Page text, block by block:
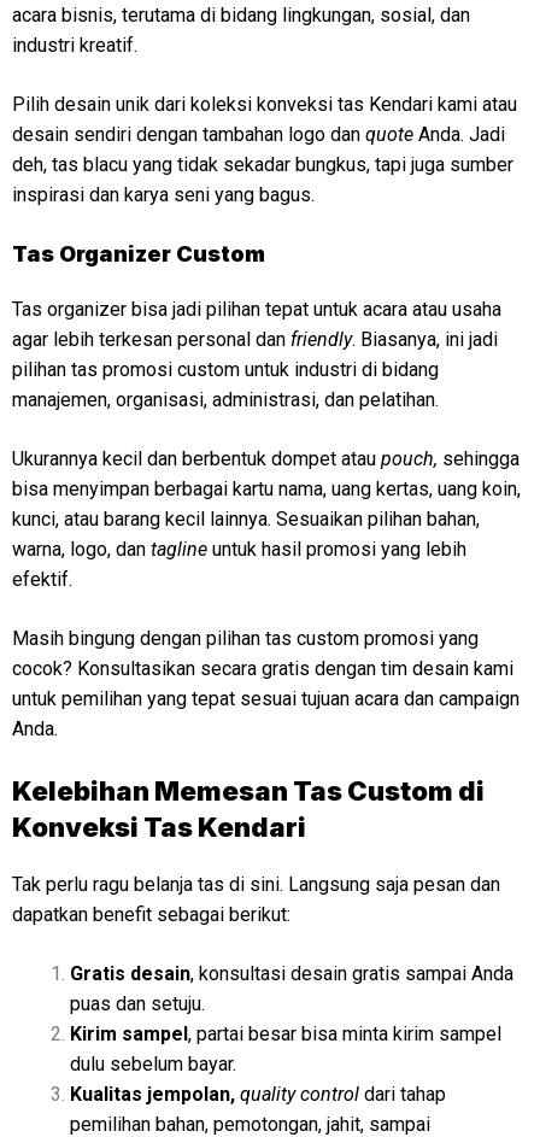
acara bisnis, terutama di bidang lingkungan, sosial, dan
industri kreatif.
Pilih desain unik dari koleksi konveksi tas Kendari kami atau
desain sendiri dengan tambahan logo dan quote Anda. Jadi
deh, tas blacu yang tidak sekadar bungkus, tapi juga sumber
inspirasi dan karya seni yang bagus.
Tas Organizer Custom
Tas organizer bisa jadi pilihan tepat untuk acara atau usaha
agar lebih terkesan personal dan friendly. Biasanya, ini jadi
pilihan tas promosi custom untuk industri di bidang
manajemen, organisasi, administrasi, dan pelatihan.
Ukurannya kecil dan berbentuk dompet atau pouch, sehingga
bisa menyimpan berbagai kartu nama, uang kertas, uang koin,
kunci, atau barang kecil lainnya. Sesuaikan pilihan bahan,
warna, logo, dan tagline untuk hasil promosi yang lebih
efektif.
Masih bingung dengan pilihan tas custom promosi yang
cocok? Konsultasikan secara gratis dengan tim desain kami
untuk pemilihan yang tepat sesuai tujuan acara dan campaign
Anda.
Kelebihan Memesan Tas Custom di
Konveksi Tas Kendari
Tak perlu ragu belanja tas di sini. Langsung saja pesan dan
dapatkan benefit sebagai berikut:
Gratis desain, konsultasi desain gratis sampai Anda
puas dan setuju.
Kirim sampel, partai besar bisa minta kirim sampel
dulu sebelum bayar.
Kualitas jempolan, quality control dari tahap
pemilihan bahan, pemotongan, jahit, sampai